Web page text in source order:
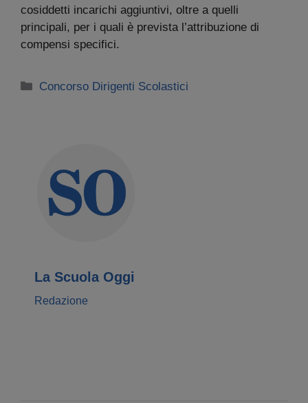
cosiddetti incarichi aggiuntivi, oltre a quelli
principali, per i quali è prevista l’attribuzione di
compensi specifici.
Categorie
Concorso Dirigenti Scolastici
La Scuola Oggi
Redazione